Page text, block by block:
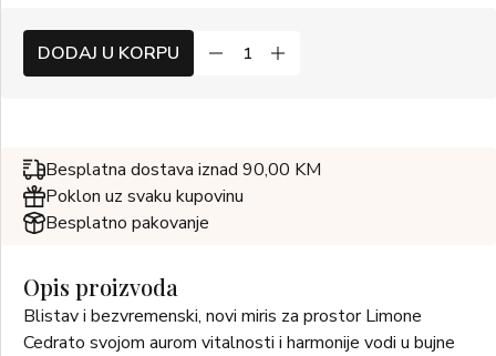
DODAJ U KORPU
Besplatna dostava iznad 90,00 KM
Poklon uz svaku kupovinu
Besplatno pakovanje
Opis proizvoda
Blistav i bezvremenski, novi miris za prostor Limone
Cedrato svojom aurom vitalnosti i harmonije vodi u bujne